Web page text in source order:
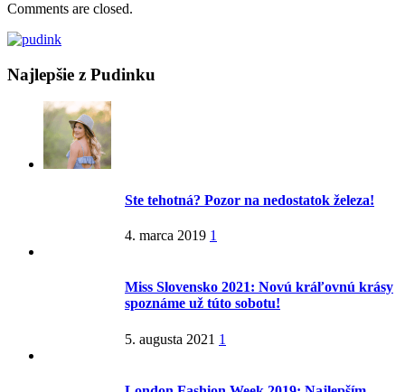
Comments are closed.
Najlepšie z Pudinku
Ste tehotná? Pozor na nedostatok železa!
4. marca 2019 1
Miss Slovensko 2021: Novú kráľovnú krásy
spoznáme už túto sobotu!
5. augusta 2021 1